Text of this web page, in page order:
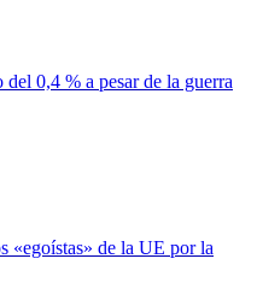
0,4 % a pesar de la guerra
«egoístas» de la UE por la